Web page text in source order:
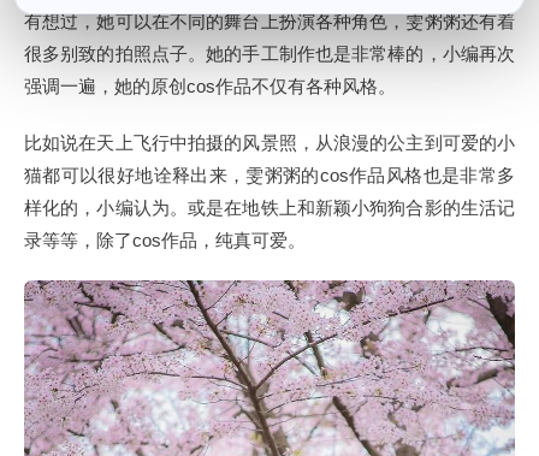
有想过，她可以在不同的舞台上扮演各种角色，雯粥粥还有着
很多别致的拍照点子。她的手工制作也是非常棒的，小编再次
强调一遍，她的原创cos作品不仅有各种风格。
比如说在天上飞行中拍摄的风景照，从浪漫的公主到可爱的小
猫都可以很好地诠释出来，雯粥粥的cos作品风格也是非常多
样化的，小编认为。或是在地铁上和新颖小狗狗合影的生活记
录等等，除了cos作品，纯真可爱。